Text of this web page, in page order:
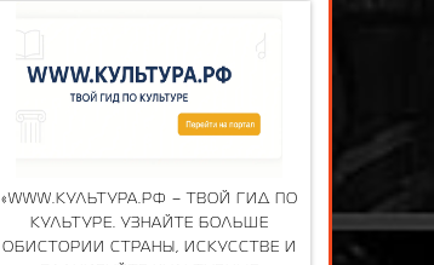
«WWW.КУЛЬТУРА.РФ – ТВОЙ ГИД ПО
КУЛЬТУРЕ. УЗНАЙТЕ БОЛЬШЕ
ОБИСТОРИИ СТРАНЫ, ИСКУССТВЕ И